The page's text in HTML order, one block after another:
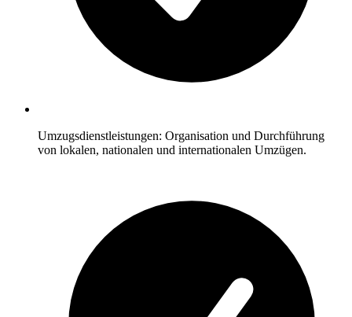
Umzugsdienstleistungen: Organisation und Durchführung
von lokalen, nationalen und internationalen Umzügen.